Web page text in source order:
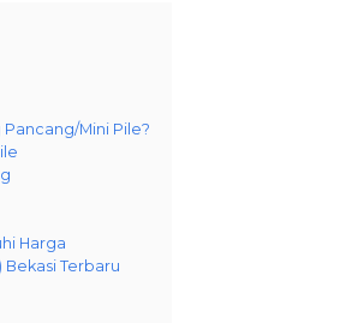
Mini Pile?
Harga
Bekasi Terbaru